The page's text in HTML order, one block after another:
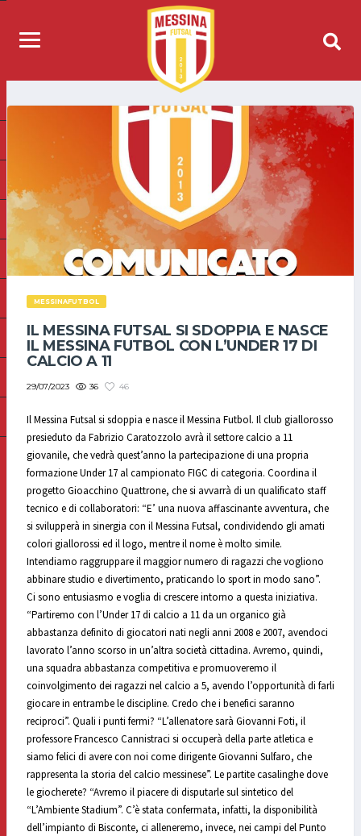
MESSINAFUTBOL
IL MESSINA FUTSAL SI SDOPPIA E NASCE
IL MESSINA FUTBOL CON L’UNDER 17 DI
CALCIO A 11
29/07/2023 36 46
Il Messina Futsal si sdoppia e nasce il Messina Futbol. Il club giallorosso
presieduto da Fabrizio Caratozzolo avrà il settore calcio a 11
giovanile, che vedrà quest’anno la partecipazione di una propria
formazione Under 17 al campionato FIGC di categoria. Coordina il
progetto Gioacchino Quattrone, che si avvarrà di un qualificato staff
tecnico e di collaboratori: “E’ una nuova affascinante avventura, che
si svilupperà in sinergia con il Messina Futsal, condividendo gli amati
colori giallorossi ed il logo, mentre il nome è molto simile.
Intendiamo raggruppare il maggior numero di ragazzi che vogliono
abbinare studio e divertimento, praticando lo sport in modo sano”.
Ci sono entusiasmo e voglia di crescere intorno a questa iniziativa.
“Partiremo con l’Under 17 di calcio a 11 da un organico già
abbastanza definito di giocatori nati negli anni 2008 e 2007, avendoci
lavorato l’anno scorso in un’altra società cittadina. Avremo, quindi,
una squadra abbastanza competitiva e promuoveremo il
coinvolgimento dei ragazzi nel calcio a 5, avendo l’opportunità di farli
giocare in entrambe le discipline. Credo che i benefici saranno
reciproci”. Quali i punti fermi? “L’allenatore sarà Giovanni Foti, il
professore Francesco Cannistraci si occuperà della parte atletica e
siamo felici di avere con noi come dirigente Giovanni Sulfaro, che
rappresenta la storia del calcio messinese”. Le partite casalinghe dove
le giocherete? “Avremo il piacere di disputarle sul sintetico del
“L’Ambiente Stadium”. C’è stata confermata, infatti, la disponibilità
dell’impianto di Bisconte, ci alleneremo, invece, nei campi del Punto